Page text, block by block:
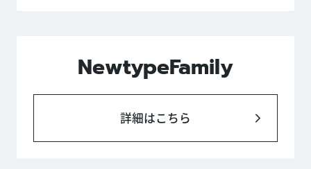
NewtypeFamily
詳細はこちら